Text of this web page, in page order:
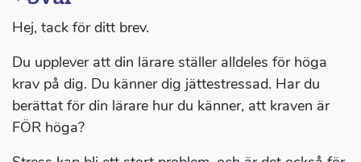
Hej, tack för ditt brev.
Du upplever att din lärare ställer alldeles för höga
krav på dig. Du känner dig jättestressad. Har du
berättat för din lärare hur du känner, att kraven är
FÖR höga?